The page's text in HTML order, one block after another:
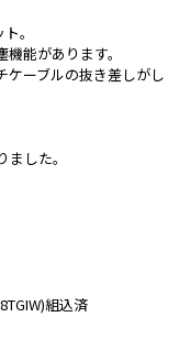
。
能があります。
ーブルの抜き差しがし
した。
組込済